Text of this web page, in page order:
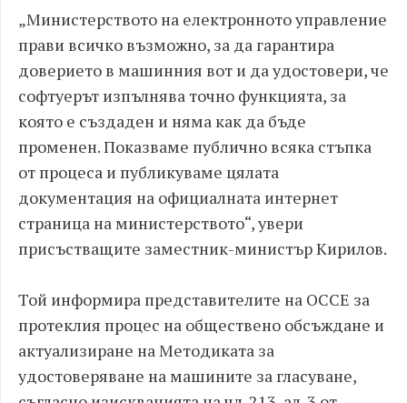
„Министерството на електронното управление
прави всичко възможно, за да гарантира
доверието в машинния вот и да удостовери, че
софтуерът изпълнява точно функцията, за
която е създаден и няма как да бъде
променен. Показваме публично всяка стъпка
от процеса и публикуваме цялата
документация на официалната интернет
страница на министерството“, увери
присъстващите заместник-министър Кирилов.
Той информира представителите на ОССЕ за
протеклия процес на обществено обсъждане и
актуализиране на Методиката за
удостоверяване на машините за гласуване,